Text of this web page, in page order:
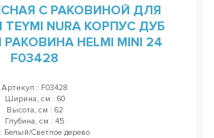
С РАКОВИНОЙ ДЛЯ
NURA КОРПУС ДУБ
HELMI MINI 24
F03428
Артикул : F03428
Ширина, см : 60
Высота, см : 62
Глубина, см : 45
Белый/Светлое дерево